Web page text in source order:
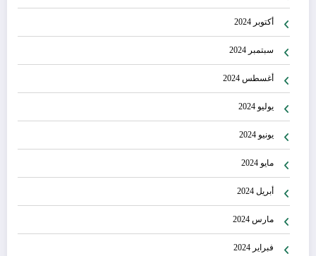
أكتوبر 2024
سبتمبر 2024
أغسطس 2024
يوليو 2024
يونيو 2024
مايو 2024
أبريل 2024
مارس 2024
فبراير 2024